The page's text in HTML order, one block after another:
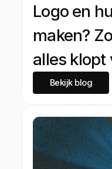
Logo en
maken?
alles klopt
Bekijk blog